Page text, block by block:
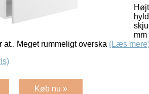
at.. Meget rummeligt overska (Læs
Køb nu »